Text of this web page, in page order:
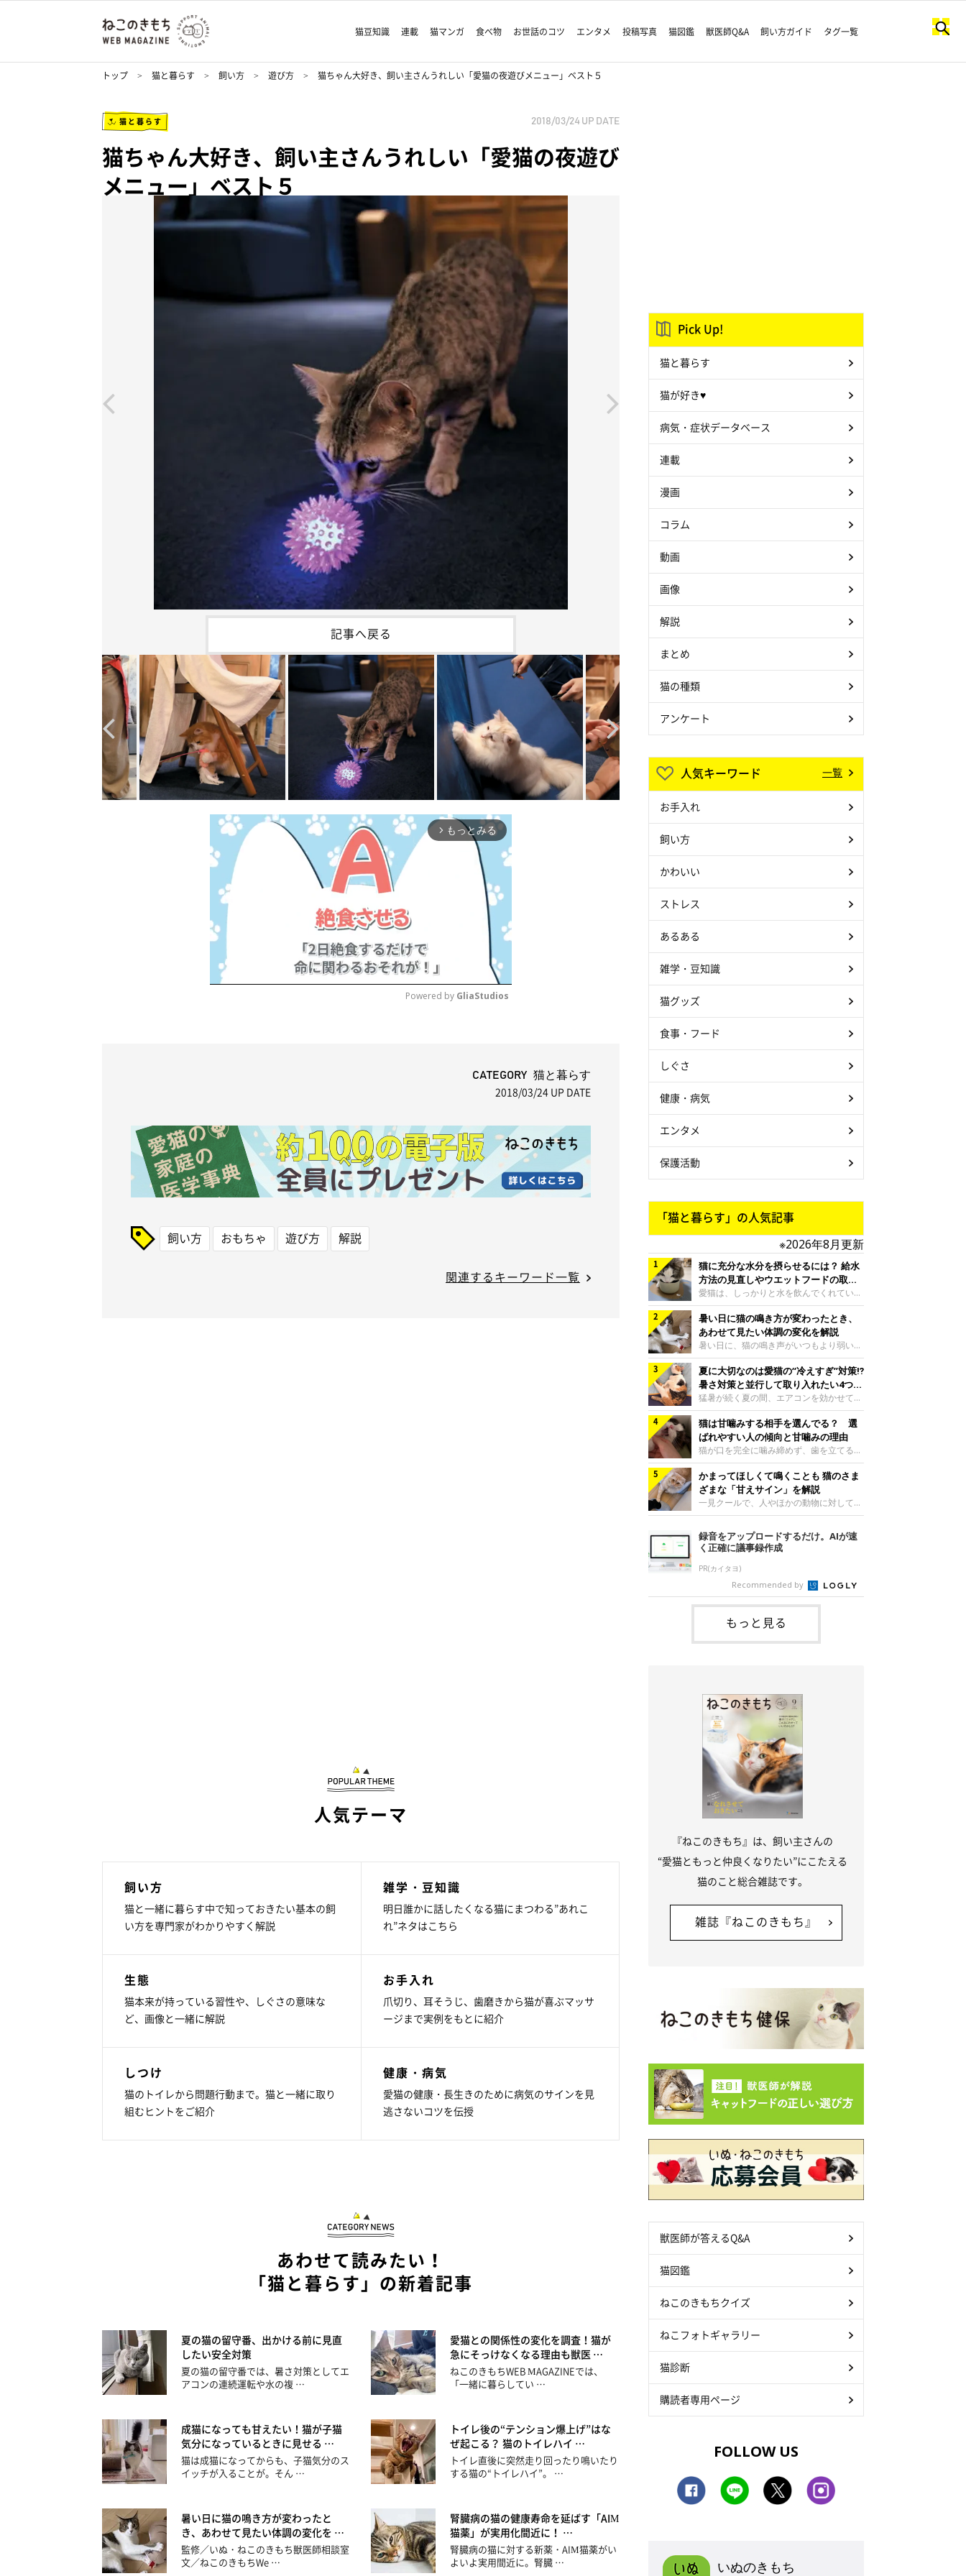
猫豆知識 連載 猫マンガ 食べ物 お世話のコツ エンタメ 投稿写真 猫図鑑 獣医師Q&A 飼い方ガイド タグ一覧
トップ 猫と暮らす 飼い方 遊び方 猫ちゃん大好き、飼い主さんうれしい「愛猫の夜遊びメニュー」ベスト５
猫と暮らす 2018/03/24 UP DATE
猫ちゃん大好き、飼い主さんうれしい「愛猫の夜遊び
メニュー」ベスト５
記事へ戻る
arrow_forward_ios もっとみる
Powered by GliaStudios
CATEGORY 猫と暮らす
2018/03/24 UP DATE
飼い方 おもちゃ 遊び方 解説
関連するキーワード一覧
人気テーマ
飼い方
猫と一緒に暮らす中で知っておきたい基本の飼
い方を専門家がわかりやすく解説
雑学・豆知識
明日誰かに話したくなる猫にまつわる”あれこ
れ”ネタはこちら
生態
猫本来が持っている習性や、しぐさの意味な
ど、画像と一緒に解説
お手入れ
爪切り、耳そうじ、歯磨きから猫が喜ぶマッサ
ージまで実例をもとに紹介
しつけ
猫のトイレから問題行動まで。猫と一緒に取り
組むヒントをご紹介
健康・病気
愛猫の健康・長生きのために病気のサインを見
逃さないコツを伝授
あわせて読みたい！
「猫と暮らす」の新着記事
夏の猫の留守番、出かける前に見直
したい安全対策
夏の猫の留守番では、暑さ対策としてエ
アコンの連続運転や水の複 …
愛猫との関係性の変化を調査！猫が
急にそっけなくなる理由も獣医 …
ねこのきもちWEB MAGAZINEでは、
「一緒に暮らしてい …
成猫になっても甘えたい！猫が子猫
気分になっているときに見せる …
猫は成猫になってからも、子猫気分のス
イッチが入ることが。そん …
トイレ後の“テンション爆上げ”はな
ぜ起こる？ 猫のトイレハイ …
トイレ直後に突然走り回ったり鳴いたり
する猫の“トイレハイ”。 …
暑い日に猫の鳴き方が変わったと
き、あわせて見たい体調の変化を …
監修／いぬ・ねこのきもち獣医師相談室
文／ねこのきもちWe …
腎臓病の猫の健康寿命を延ばす「AIM
猫薬」が実用化間近に！ …
腎臓病の猫に対する新薬・AIM猫薬がい
よいよ実用間近に。腎臓 …
Pick Up!
猫と暮らす
猫が好き♥
病気・症状データベース
連載
漫画
コラム
動画
画像
解説
まとめ
猫の種類
アンケート
人気キーワード 一覧
お手入れ
飼い方
かわいい
ストレス
あるある
雑学・豆知識
猫グッズ
食事・フード
しぐさ
健康・病気
エンタメ
保護活動
「猫と暮らす」の人気記事
※2026年8月更新
猫に充分な水分を摂らせるには？ 給水
方法の見直しやウエットフードの取り
入れ方を解説
愛猫は、しっかりと水を飲んでくれていま
すか？ 夏場はエアコンで室内が涼しいこ
ともあり、猫があまり水を飲まないこと
も。積極的に水分を摂らせるためには、給
水方法を見直したり、フードから水分を摂
らせたりする方法があります。今回は獣医
師の重本仁先生に、猫に水分を摂らせるた
めにできるためできる工夫を教えていただ
きました。ボウルの高さを愛猫の好みにね
このきもち投稿写真ギャラリー水飲みボウ
ルの高さは、猫が飲むときに頭が胃より下
にならないように設定すると飲みやすいで
しょう。首を深く折り曲げずに済むため、
関節や食道への負
暑い日に猫の鳴き方が変わったとき、
あわせて見たい体調の変化を解説
暑い日に、猫の鳴き声がいつもより弱い、
かすれる、しつこく鳴くなど、ふだんと違
って聞こえることがあります。 そんなと
き、あわせてどのような様子を確認したら
よいのでしょうか。暑い日に猫の鳴き方が
変わるときの見方や注意したい体調の変化
などについて、ねこのきもち獣医師相談室
の山口みき先生に伺いました。 鳴き方の
変化だけで判断せず、全身の様子も確認し
てねこのきもち投稿写真ギャラリー猫の鳴
き方が変わったとき、暑さと関係している
ように見えることがあります。 ただ、鳴
き声だけで原因を決めるのは難しく、体調
や環境の変化を
夏に大切なのは愛猫の“冷えすぎ”対策⁉
暑さ対策と並行して取り入れたい4つの
工夫
猛暑が続く夏の間、エアコンを効かせて室
内を冷やしますよね。しかし、人にとって
は快適な温度でも、猫にとっては温度が低
すぎることも。暑さ対策と並行して、冷え
すぎ対策もしっかりと行うことが大切で
す。今回は獣医師の重本仁先生に、猫の冷
えすぎを防ぐ4つの対策を教えていただき
ました。（1） 冷房の効いていない部屋に
行き来できるようにするねこのきもち投稿
写真ギャラリー猫が寒いと感じたときに、
ましょう。冷房の効いていない部屋や廊下
へも自由に行き来できるように、ドアは猫
が通れる程度に
猫は甘噛みする相手を選んでる？ 選
ばれやすい人の傾向と甘噛みの理由
猫が口を完全に噛み締めず、歯を立てる程
度に噛む“甘噛み”。遊びやスキンシップの
ときに繰り出すことがありますが、同じ家
族でも噛まれる頻度に違いがあると感じる
ことも。ねこのきもちWEB MAGAZINEで
は、飼い主さんたちにアンケートを実施
し、愛猫が甘噛みする相手を選んでいると
感じる状況を教えてもらいました。また、
ねこのきもち獣医師相談室の原駿太朗先生
には、実際に猫は甘噛みする相手を選んで
いるのか、その真相をお聞きします。約6
割の飼い主さんが「甘噛みする相手を選ん
でいる」と感じていた※2026年5月実施
かまってほしくて鳴くことも 猫のさま
ざまな「甘えサイン」を解説
一見クールで、人やほかの動物に対してあ
まり求めないように見える猫。しかし、実
は甘えん坊な性格の猫も少なくありませ
ん。今回は猫たちが出している“甘えサイ
ン”について、帝京科学大学生命環境学部
アニマルサイエンス学科准教授の加隈良枝
先生に教えていただきました。鳴くのは、
かまってほしいサインねこのきもち投稿写
真ギャラリーもともと、子猫が親猫に対し
てお世話を求めるときに鳴き声を使いま
す。子猫なので「ニャー」よりもややか細
い「ミャア」といった鳴き声になります
録音をアップロードするだけ。AIが速
く正確に議事録作成
PR(カイタヨ)
Recommended by
もっと見る
『ねこのきもち』は、飼い主さんの
“愛猫ともっと仲良くなりたい”にこたえる
猫のこと総合雑誌です。
雑誌『ねこのきもち』
獣医師が答えるQ&A
猫図鑑
ねこのきもちクイズ
ねこフォトギャラリー
猫診断
購読者専用ページ
FOLLOW US
いぬのきもち